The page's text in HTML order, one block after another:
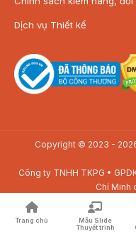
Dịch vụ Thiết kế
Copyright © 2023 -
Công ty TNHH TKPG •
Chí Minh
Địa chỉ: SAV3-01.01 Toà
Điện thoại: 08 24 648 648
Trang chủ
Mẫu Slide
Thuyết trình